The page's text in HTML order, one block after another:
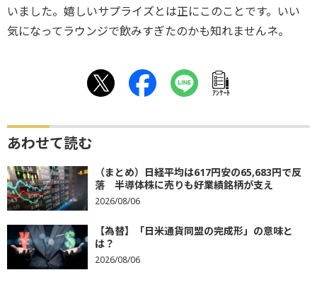
いました。嬉しいサプライズとは正にこのことです。いい
気になってラウンジで飲みすぎたのかも知れませんネ。
ｱﾝｹｰﾄ
あわせて読む
（まとめ）日経平均は617円安の65,683円で反
落 半導体株に売りも好業績銘柄が支え
2026/08/06
【為替】「日米通貨同盟の完成形」の意味と
は？
2026/08/06